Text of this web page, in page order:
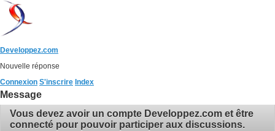
Developpez.com
Nouvelle réponse
Connexion S'inscrire Index
Message
Vous devez avoir un compte Developpez.com et être
connecté pour pouvoir participer aux discussions.